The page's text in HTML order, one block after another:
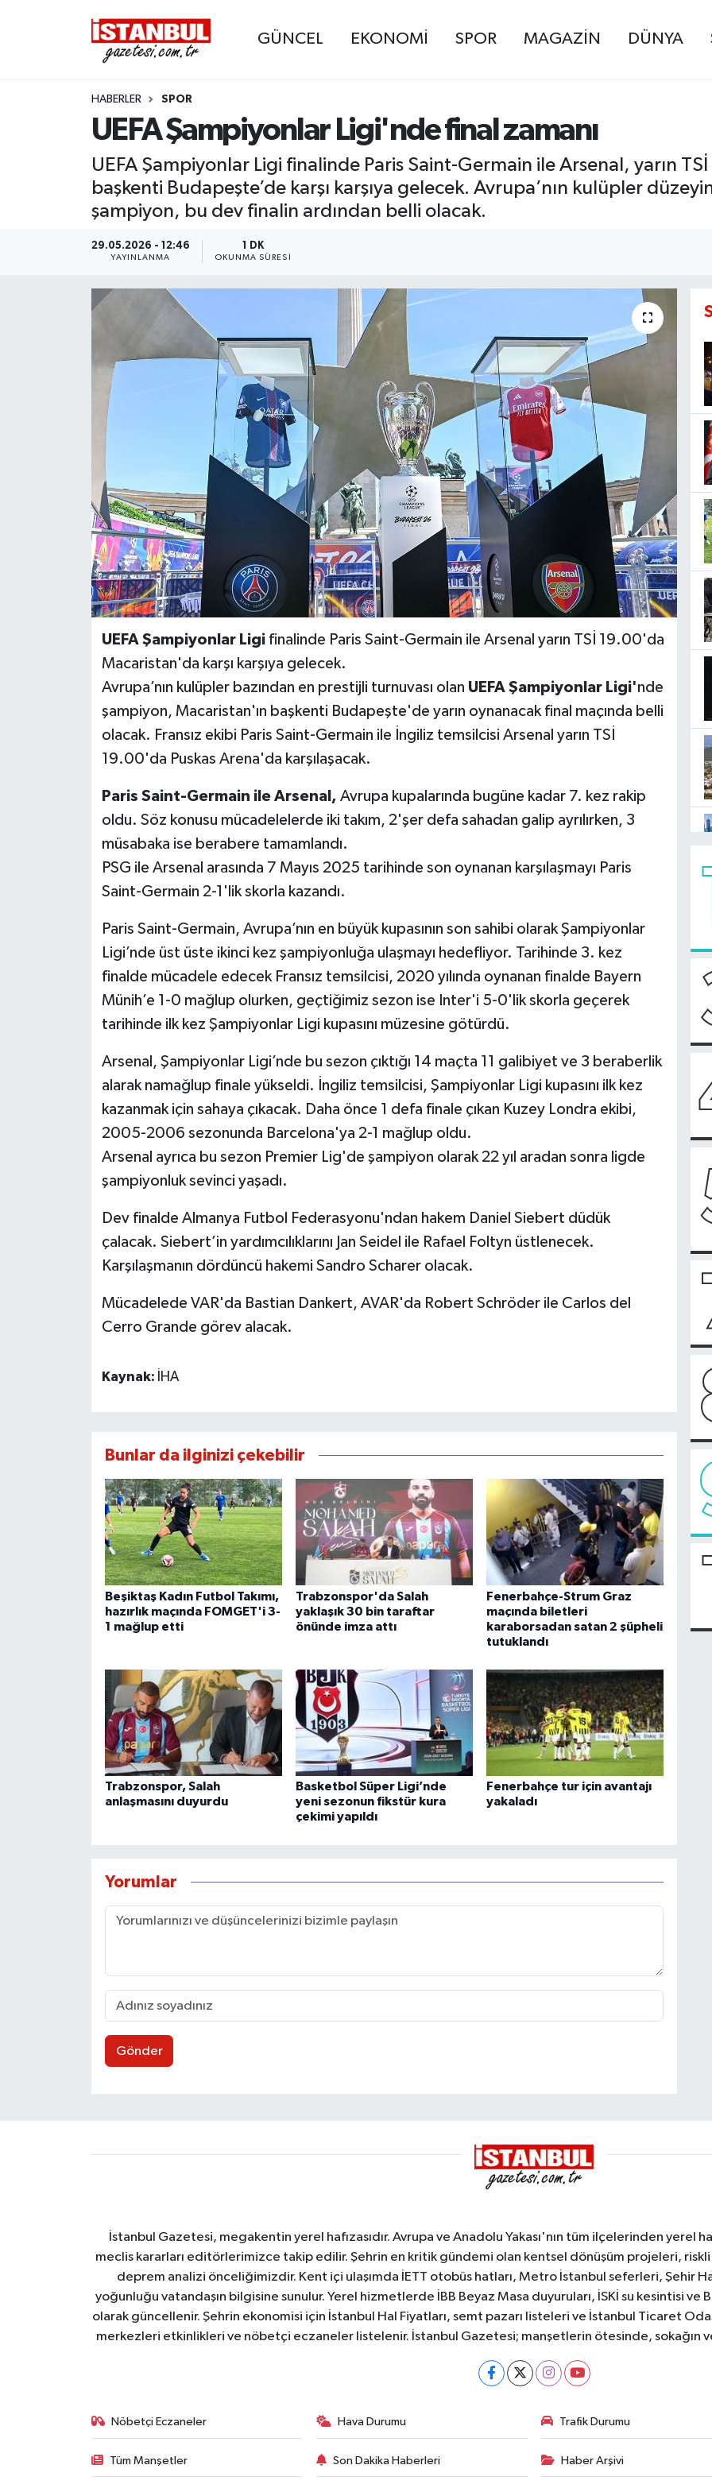
GÜNCEL EKONOMİ SPOR MAGAZİN DÜNYA
HABERLER SPOR
UEFA Şampiyonlar Ligi'nde final zamanı
UEFA Şampiyonlar Ligi finalinde Paris Saint-Germain ile Arsenal, yarın TSİ
başkenti Budapeşte’de karşı karşıya gelecek. Avrupa’nın kulüpler
şampiyon, bu dev finalin ardından belli olacak.
29.05.2026 - 12:46
YAYINLANMA
1 DK
OKUNMA SÜRESI
UEFA Şampiyonlar Ligi finalinde Paris Saint-Germain ile Arsenal yarın TSİ 19.00'da
Macaristan'da karşı karşıya gelecek.
Avrupa’nın kulüpler bazından en prestijli turnuvası olan UEFA Şampiyonlar Ligi'nde
şampiyon, Macaristan'ın başkenti Budapeşte'de yarın oynanacak final maçında belli
olacak. Fransız ekibi Paris Saint-Germain ile İngiliz temsilcisi Arsenal yarın TSİ
19.00'da Puskas Arena'da karşılaşacak.
Paris Saint-Germain ile Arsenal, Avrupa kupalarında bugüne kadar 7. kez rakip
oldu. Söz konusu mücadelelerde iki takım, 2'şer defa sahadan galip ayrılırken, 3
müsabaka ise berabere tamamlandı.
PSG ile Arsenal arasında 7 Mayıs 2025 tarihinde son oynanan karşılaşmayı Paris
Saint-Germain 2-1'lik skorla kazandı.
Paris Saint-Germain, Avrupa’nın en büyük kupasının son sahibi olarak Şampiyonlar
Ligi’nde üst üste ikinci kez şampiyonluğa ulaşmayı hedefliyor. Tarihinde 3. kez
finalde mücadele edecek Fransız temsilcisi, 2020 yılında oynanan finalde Bayern
Münih’e 1-0 mağlup olurken, geçtiğimiz sezon ise Inter'i 5-0'lik skorla geçerek
tarihinde ilk kez Şampiyonlar Ligi kupasını müzesine götürdü.
Arsenal, Şampiyonlar Ligi’nde bu sezon çıktığı 14 maçta 11 galibiyet ve 3 beraberlik
alarak namağlup finale yükseldi. İngiliz temsilcisi, Şampiyonlar Ligi kupasını ilk kez
kazanmak için sahaya çıkacak. Daha önce 1 defa finale çıkan Kuzey Londra ekibi,
2005-2006 sezonunda Barcelona'ya 2-1 mağlup oldu.
Arsenal ayrıca bu sezon Premier Lig'de şampiyon olarak 22 yıl aradan sonra ligde
şampiyonluk sevinci yaşadı.
Dev finalde Almanya Futbol Federasyonu'ndan hakem Daniel Siebert düdük
çalacak. Siebert’in yardımcılıklarını Jan Seidel ile Rafael Foltyn üstlenecek.
Karşılaşmanın dördüncü hakemi Sandro Scharer olacak.
Mücadelede VAR'da Bastian Dankert, AVAR'da Robert Schröder ile Carlos del
Cerro Grande görev alacak.
Kaynak: İHA
Bunlar da ilginizi çekebilir
Beşiktaş Kadın Futbol Takımı,
hazırlık maçında FOMGET'i 3-
1 mağlup etti
Trabzonspor'da Salah
yaklaşık 30 bin taraftar
önünde imza attı
Fenerbahçe-Strum Graz
maçında biletleri
karaborsadan satan 2 şüpheli
tutuklandı
Trabzonspor, Salah
anlaşmasını duyurdu
Basketbol Süper Ligi’nde
yeni sezonun fikstür kura
çekimi yapıldı
Fenerbahçe tur için avantajı
yakaladı
Yorumlar
Gönder
İstanbul Gazetesi, megakentin yerel hafızasıdır. Avrupa ve Anadolu Yakası'nın tüm ilçelerinden yerel
meclis kararları editörlerimizce takip edilir. Şehrin en kritik gündemi olan kentsel dönüşüm projeleri, riskli
deprem analizi önceliğimizdir. Kent içi ulaşımda İETT otobüs hatları, Metro İstanbul seferleri, Şehir
yoğunluğu vatandaşın bilgisine sunulur. Yerel hizmetlerde İBB Beyaz Masa duyuruları, İSKİ su kesintisi ve
olarak güncellenir. Şehrin ekonomisi için İstanbul Hal Fiyatları, semt pazarı listeleri ve İstanbul Ticaret
merkezleri etkinlikleri ve nöbetçi eczaneler listelenir. İstanbul Gazetesi; manşetlerin ötesinde, sokağın
Nöbetçi Eczaneler Hava Durumu Trafik Durumu
Tüm Manşetler Son Dakika Haberleri Haber Arşivi
EKONOMİ
İSTANBUL
KÜLTÜR SANAT
BİLİM VE TEKNOLOJİ
OTOMOBİL
Nöbetçi Eczaneler
Hava Durumu
Trafik Durumu
Süper Lig Puan Durumu ve Fikstür
Tüm Manşetler
Son Dakika Haberleri
Haber Arşivi